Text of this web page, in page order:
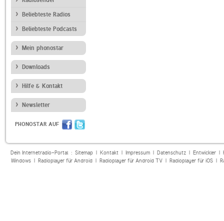
Beliebteste Radios
Beliebteste Podcasts
Mein phonostar
Downloads
Hilfe & Kontakt
Newsletter
PHONOSTAR AUF
Dein Internetradio-Portal : Sitemap| Kontakt| Impressum| Datenschutz| Entwickler|
Windows| Radioplayer für Android| Radioplayer für Android TV| Radioplayer für iOS|